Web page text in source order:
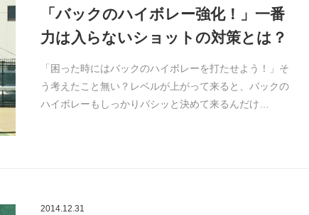
「バックのハイボレー強化！」一番
力は入らないショットの対策とは？
「困った時にはバックのハイボレーを打たせよう！」そ
う考えたこと無い？レベルが上がって来ると、バックの
ハイボレーもしっかりバシッと決めて来るんだけ…
2014.12.31